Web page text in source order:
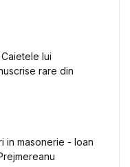
lui
rare din
in masonerie - Ioan